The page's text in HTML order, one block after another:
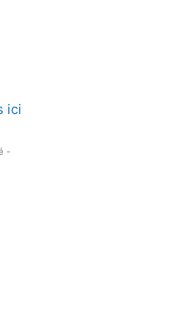
ici
-